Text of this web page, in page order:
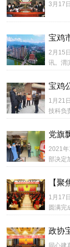
3月17
宝鸡
2月15
讯。渭
项...
宝鸡
1月21
技科负
党旗
2021
部决定
酒店...
【
1月17
圆满完
政协
同心建